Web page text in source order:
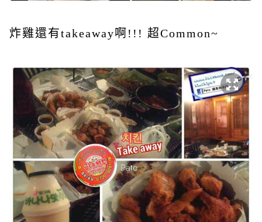
炸雞還有takeaway啊!!! 超Common~